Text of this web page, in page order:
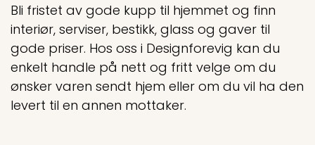
Bli fristet av gode kupp til hjemmet og finn
interiør, serviser, bestikk, glass og gaver til
gode priser. Hos oss i Designforevig kan du
enkelt handle på nett og fritt velge om du
ønsker varen sendt hjem eller om du vil ha den
levert til en annen mottaker.